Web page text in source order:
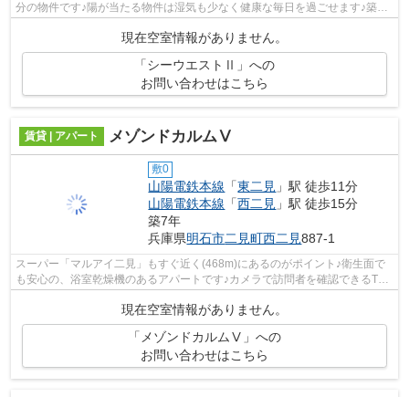
分の物件です♪陽が当たる物件は湿気も少なく健康な毎日を過ごせます♪築4
現在空室情報がありません。
「シーウエストⅡ」への
お問い合わせはこちら
賃貸 | アパート メゾンドカルムⅤ
敷0
山陽電鉄本線 「東二見 」駅 徒歩11分
山陽電鉄本線 「西二見 」駅 徒歩15分
築7年
兵庫県明石市二見町西二見887-1
スーパー「マルアイ二見」もすぐ近く(468m)にあるのがポイント♪衛生面で
も安心の、浴室乾燥機のあるアパートです♪カメラで訪問者を確認できるTV
現在空室情報がありません。
「メゾンドカルムⅤ」への
お問い合わせはこちら